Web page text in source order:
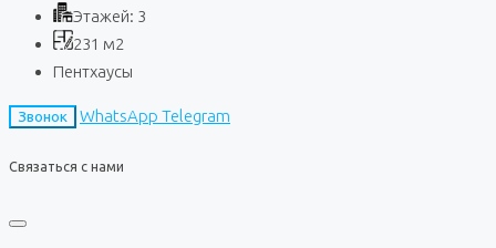
Этажей: 3
231 м2
Пентхаусы
Звонок WhatsApp Telegram
Связаться с нами